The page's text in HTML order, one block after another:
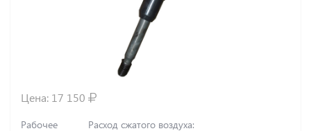
Цена: 17 150
Рабочее Расход сжатого воздуха: